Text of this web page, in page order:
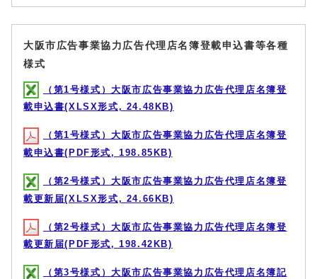
大阪市広告事業協力広告代理店名簿登載申込書等各種
様式
（第1号様式）大阪市広告事業協力広告代理店名簿登
載申込書(XLSX形式, 24.48KB)
（第1号様式）大阪市広告事業協力広告代理店名簿登
載申込書(PDF形式, 198.85KB)
（第2号様式）大阪市広告事業協力広告代理店名簿登
載更新届(XLSX形式, 24.66KB)
（第2号様式）大阪市広告事業協力広告代理店名簿登
載更新届(PDF形式, 198.42KB)
（第3号様式）大阪市広告事業協力広告代理店名簿記